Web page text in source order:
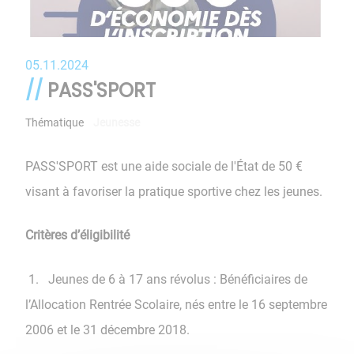
05.11.2024
PASS'SPORT
Thématique
PASS'SPORT est une aide sociale de l'État de 50 €
visant à favoriser la pratique sportive chez les jeunes.
Critères d’éligibilité
1. Jeunes de 6 à 17 ans révolus : Bénéficiaires de
l’Allocation Rentrée Scolaire, nés entre le 16 septembre
2006 et le 31 décembre 2018.